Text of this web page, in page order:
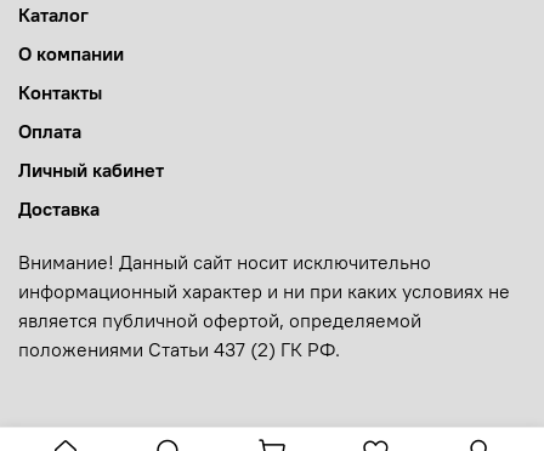
Каталог
О компании
Контакты
Оплата
Личный кабинет
Доставка
Внимание! Данный сайт носит исключительно
информационный характер и ни при каких условиях не
является публичной офертой, определяемой
положениями Статьи 437 (2) ГК РФ.